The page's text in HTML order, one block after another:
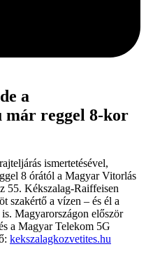
a
már reggel 8-kor
ismertetésével,
8 órától a Magyar Vitorlás
55. Kékszalag-Raiffeisen
szakértő a vízen – és él a
Magyarországon először
a Magyar Telekom 5G
kekszalagkozvetites.hu